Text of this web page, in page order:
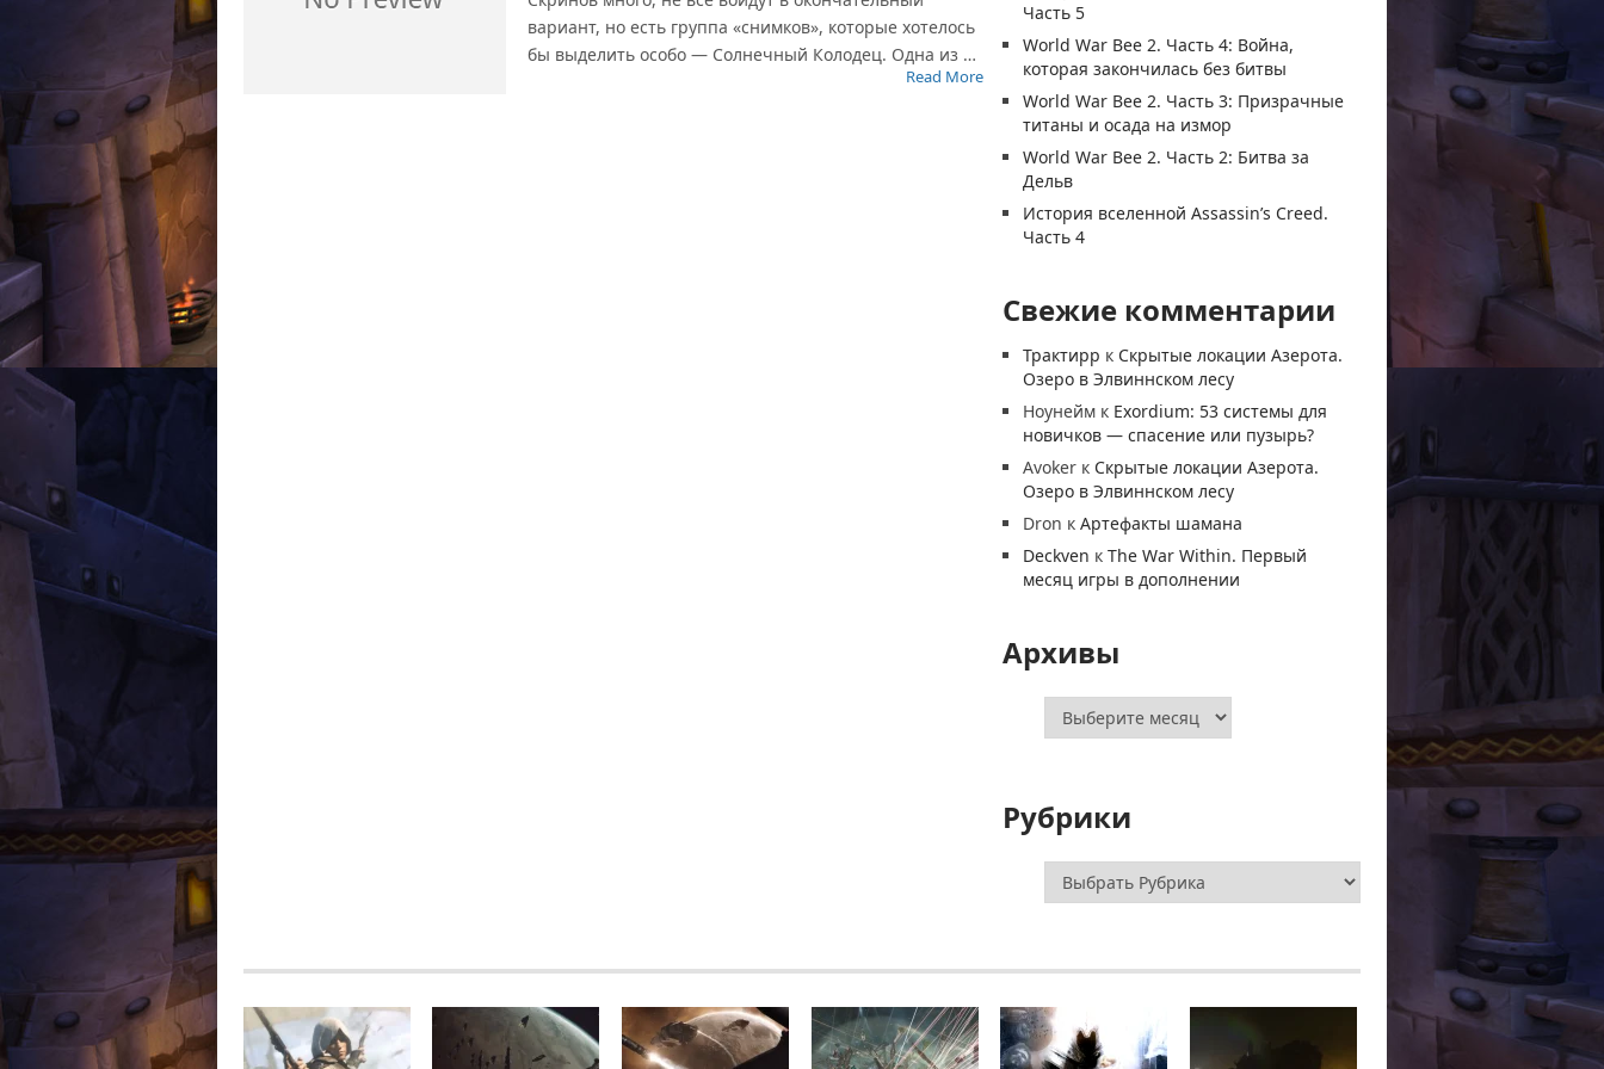
вариант, но есть группа «снимков», которые хотелось
бы выделить особо — Солнечный Колодец. Одна из …
Read More
Часть 5
World War Bee 2. Часть 4: Война,
которая закончилась без битвы
World War Bee 2. Часть 3: Призрачные
титаны и осада на измор
World War Bee 2. Часть 2: Битва за
Дельв
История вселенной Assassin’s Creed.
Часть 4
Свежие комментарии
Трактирр к Скрытые локации Азерота.
Озеро в Элвиннском лесу
Ноунейм к Exordium: 53 системы для
новичков — спасение или пузырь?
Avoker к Скрытые локации Азерота.
Озеро в Элвиннском лесу
Dron кАртефакты шамана
Deckven кThe War Within. Первый
месяц игры в дополнении
Архивы
Архивы
Рубрики
Рубрики